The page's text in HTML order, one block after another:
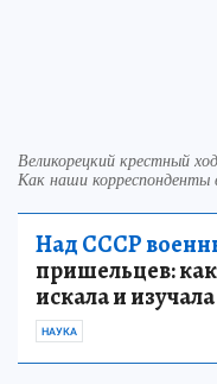
Великорецкий крестный ход
Как наши корреспонденты
Над СССР
пришельцев: как
искала и
НАУКА